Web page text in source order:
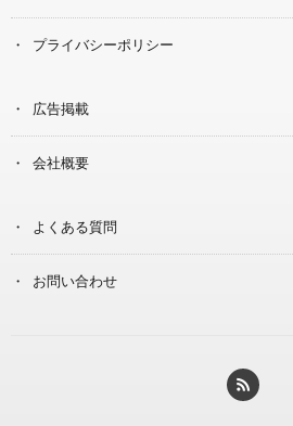
プライバシーポリシー
広告掲載
会社概要
よくある質問
お問い合わせ